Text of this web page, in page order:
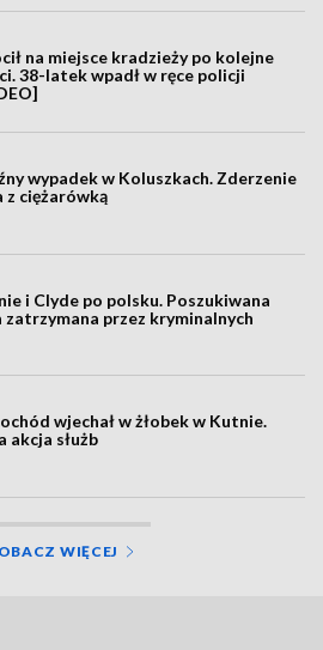
na miejsce kradzieży po kolejne
38-latek wpadł w ręce policji
wypadek w Koluszkach. Zderzenie
z ciężarówką
i Clyde po polsku. Poszukiwana
zatrzymana przez kryminalnych
wjechał w żłobek w Kutnie.
akcja służb
WIĘCEJ